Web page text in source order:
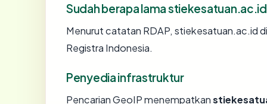
Sudah berapa lama
Menurut catatan RDAP, stiekesatuan.ac.id
Registra Indonesia.
Penyedia infrastruktur
Pencarian GeoIP menempatkan